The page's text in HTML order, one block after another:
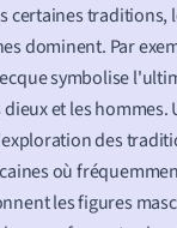
certaines traditions,
dominent. Par
symbolise
et les hommes.
des
où
les figures